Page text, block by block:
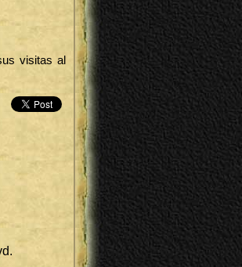
visitas al